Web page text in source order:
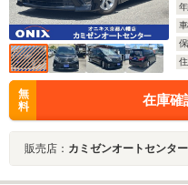
無
料
在庫確
販売店： カミゼンオートセンタ